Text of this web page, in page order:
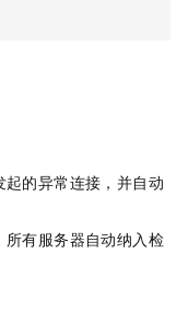
的异常连接，并自动
有服务器自动纳入检